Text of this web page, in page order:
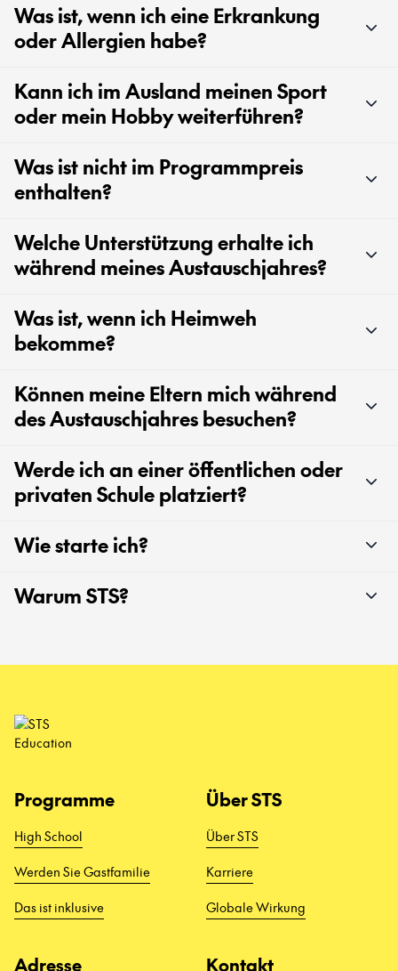
Was ist, wenn ich eine Erkrankung
oder Allergien habe?
Kann ich im Ausland meinen Sport
oder mein Hobby weiterführen?
Was ist nicht im Programmpreis
enthalten?
Welche Unterstützung erhalte ich
während meines Austauschjahres?
Was ist, wenn ich Heimweh
bekomme?
Können meine Eltern mich während
des Austauschjahres besuchen?
Werde ich an einer öffentlichen oder
privaten Schule platziert?
Wie starte ich?
Warum STS?
Programme
High School
Werden Sie Gastfamilie
Das ist inklusive
Über STS
Über STS
Karriere
Globale Wirkung
Adresse Kontakt